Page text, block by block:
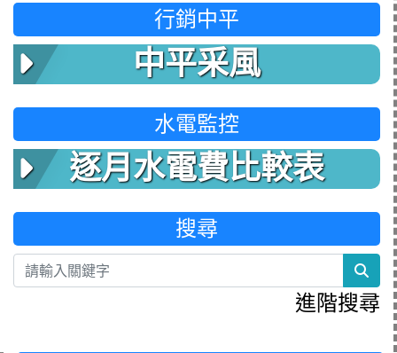
行銷中平
中平采風
水電監控
逐月水電費比較表
搜尋
進階搜尋